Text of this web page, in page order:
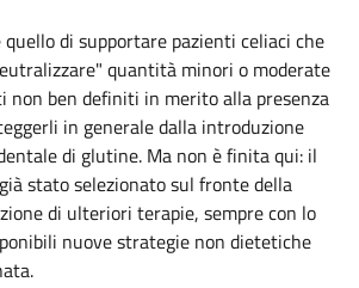
di supportare pazienti celiaci che
quantità minori o moderate
ben definiti in merito alla presenza
in generale dalla introduzione
di glutine. Ma non è finita qui: il
già stato selezionato sul fronte della
di ulteriori terapie, sempre con lo
nuove strategie non dietetiche